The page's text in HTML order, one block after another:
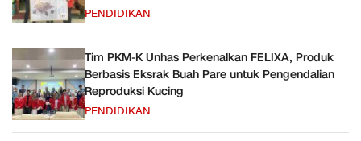
PENDIDIKAN
Tim PKM-K Unhas Perkenalkan FELIXA, Produk
Berbasis Eksrak Buah Pare untuk Pengendalian
Reproduksi Kucing
PENDIDIKAN